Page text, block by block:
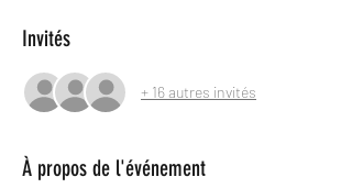
Invités
+ 16 autres invités
À propos de l'événement